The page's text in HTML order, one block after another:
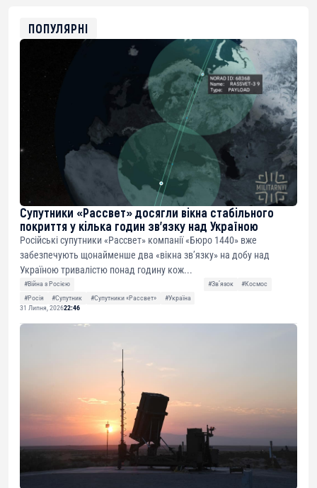
0xfD02863D3289416fcF50975c9DFda13623f97758
ПОПУЛЯРНІ
Супутники «Рассвет» досягли вікна стабільного
покриття у кілька годин зв’язку над Україною
Російські супутники «Рассвет» компанії «Бюро 1440» вже
забезпечують щонайменше два «вікна зв’язку» на добу над
Україною тривалістю понад годину кож...
#Війна з Росією #Звʼязок
#Космос
#Росія
#Супутник #Супутники «Рассвет»
#Україна
31 Липня, 202622:46